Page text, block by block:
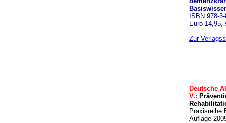
ISBN 978-
Euro 14,95,
Zur
Deutsche
V.:
Praxisreihe
Auflage